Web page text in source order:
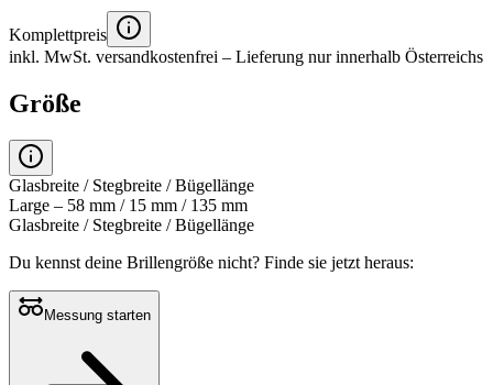
Komplettpreis
inkl. MwSt. versandkostenfrei – Lieferung nur innerhalb Österreichs
Größe
Glasbreite / Stegbreite / Bügellänge
Large – 58 mm / 15 mm / 135 mm
Glasbreite / Stegbreite / Bügellänge
Du kennst deine Brillengröße nicht? Finde sie jetzt heraus:
Messung starten